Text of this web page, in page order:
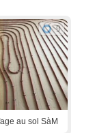
9
au sol SàM